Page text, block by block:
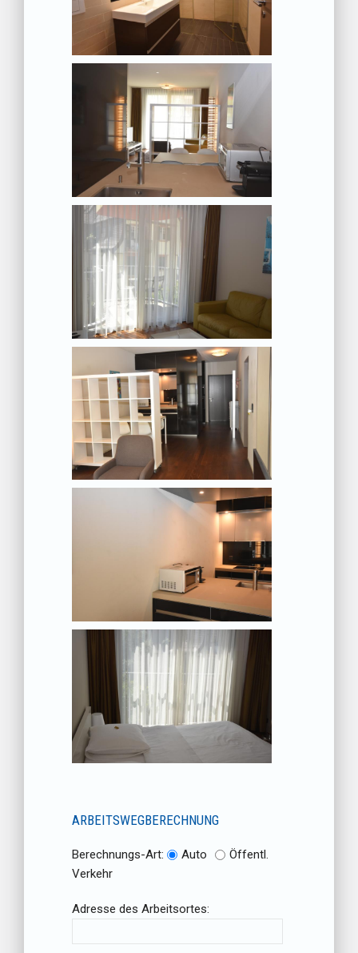
ARBEITSWEGBERECHNUNG
Berechnungs-Art: Auto
Öffentl.
Verkehr
Adresse des Arbeitsortes: